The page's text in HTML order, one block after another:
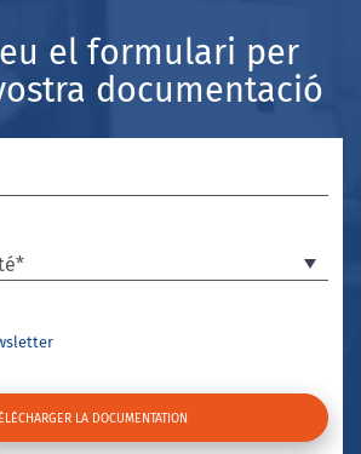
el formulari per
documentació